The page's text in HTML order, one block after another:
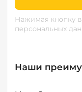
Нажимая кнопку
персональных
Наши